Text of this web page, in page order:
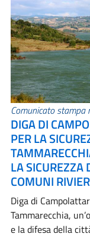
Comunicato
DIGA DI
PER LA
LA SICUREZZA
COMUNI
Diga di
Tammarecchia,
e la difesa della